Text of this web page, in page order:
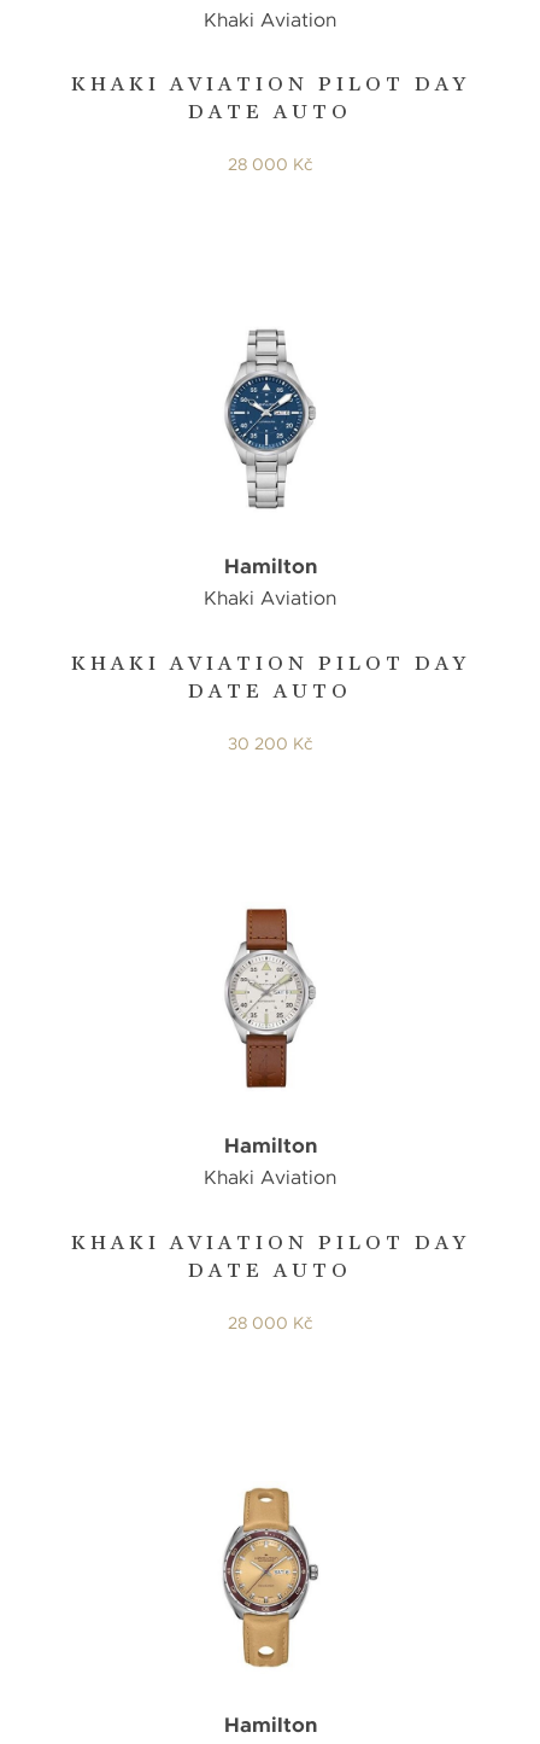
KHAKI AVIATION PILOT DAY
DATE AUTO
Khaki Aviation
28 000 Kč
KHAKI AVIATION PILOT DAY
DATE AUTO
Hamilton
Khaki Aviation
30 200 Kč
KHAKI AVIATION PILOT DAY
DATE AUTO
Hamilton
Khaki Aviation
28 000 Kč
Hamilton